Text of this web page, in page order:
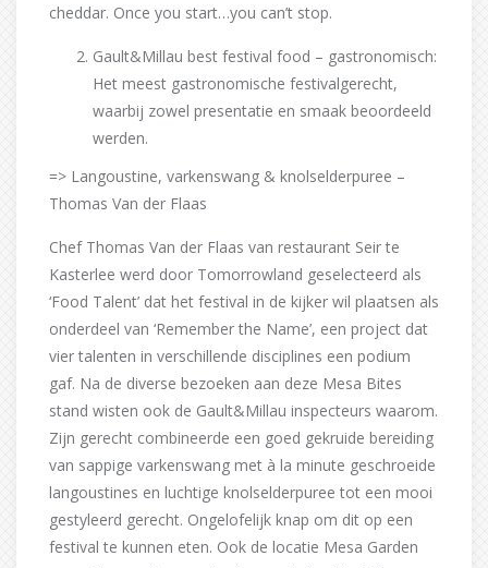
cheddar. Once you start…you can’t stop.
Gault&Millau best festival food – gastronomisch:
Het meest gastronomische festivalgerecht,
waarbij zowel presentatie en smaak beoordeeld
werden.
=> Langoustine, varkenswang & knolselderpuree –
Thomas Van der Flaas
Chef Thomas Van der Flaas van restaurant Seir te
Kasterlee werd door Tomorrowland geselecteerd als
‘Food Talent’ dat het festival in de kijker wil plaatsen als
onderdeel van ‘Remember the Name’, een project dat
vier talenten in verschillende disciplines een podium
gaf. Na de diverse bezoeken aan deze Mesa Bites
stand wisten ook de Gault&Millau inspecteurs waarom.
Zijn gerecht combineerde een goed gekruide bereiding
van sappige varkenswang met à la minute geschroeide
langoustines en luchtige knolselderpuree tot een mooi
gestyleerd gerecht. Ongelofelijk knap om dit op een
festival te kunnen eten. Ook de locatie Mesa Garden